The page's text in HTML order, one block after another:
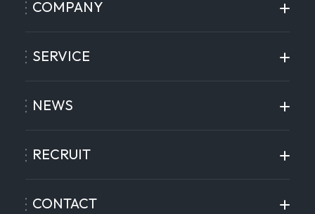
COMPANY
SERVICE
NEWS
RECRUIT
CONTACT